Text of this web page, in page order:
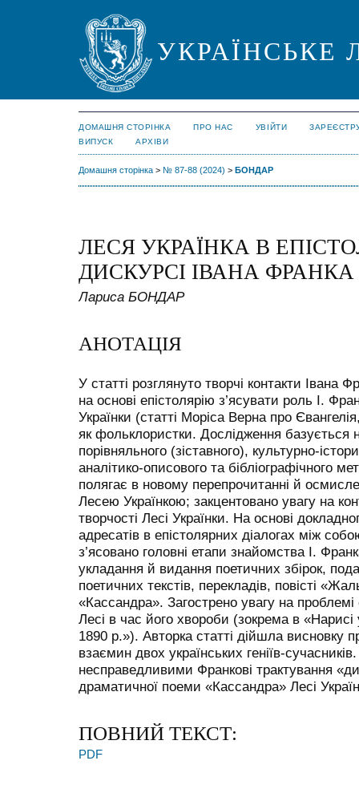
УКРАЇНСЬКЕ
ДОМАШНЯ СТОРІНКА ПРО НАС УВІЙТИ
ВИПУСК
АРХІВИ
Домашня сторінка > № 87-88 (2024) > БОНДАР
ЛЕСЯ УКРАЇНКА В
ДИСКУРСІ ІВАНА ФРАНКА
Лариса БОНДАР
АНОТАЦІЯ
У статті розглянуто творчі контакти Івана
на основі епістолярію з’ясувати роль І.
Українки (статті Моріса Верна про
як фольклористки. Дослідження базується
порівняльного (зіставного), культурно-
аналітико-описового та бібліографічного
полягає в новому перепрочитанні й
Лесею Українкою; закцентовано увагу на
творчості Лесі Українки. На основі
адресатів в епістолярних діалогах між
з’ясовано головні етапи знайомства І.
укладання й видання поетичних збірок,
поетичних текстів, перекладів, повісті
«Кассандра». Загострено увагу на
Лесі в час його хвороби (зокрема в «Нарисі
1890 р.»). Авторка статті дійшла висновку
взаємин двох українських геніїв-
несправедливими Франкові трактування
драматичної поеми «Кассандра» Лесі
ПОВНИЙ ТЕКСТ:
PDF